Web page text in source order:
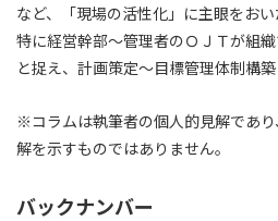
など、「現場の活性化」に主眼をおい
特に経営幹部～管理者のＯＪＴが組
と捉え、計画策定～目標管理体制構
※コラムは執筆者の個人的見解であ
解を示すものではありません。
バックナンバー